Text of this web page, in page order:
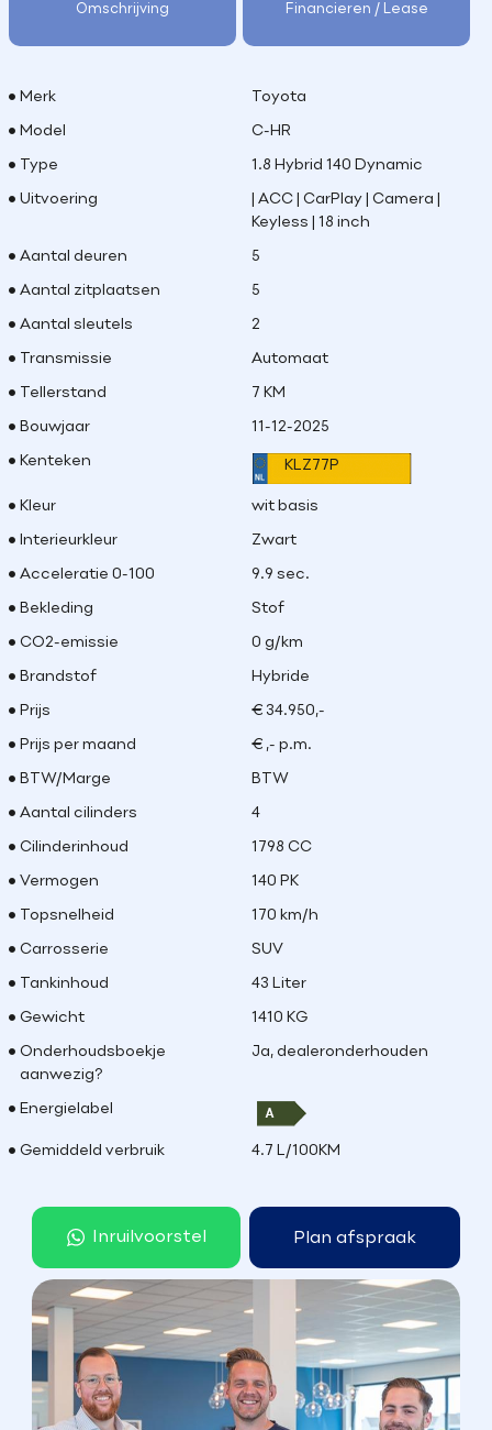
Omschrijving Financieren / Lease
Merk Toyota
Model C-HR
Type 1.8 Hybrid 140 Dynamic
Uitvoering
| ACC | CarPlay | Camera |
Keyless | 18 inch
Aantal deuren 5
Aantal zitplaatsen 5
Aantal sleutels 2
Transmissie Automaat
Tellerstand 7 KM
Bouwjaar 11-12-2025
Kenteken KLZ77P
Kleur wit basis
Interieurkleur Zwart
Acceleratie 0-100 9.9 sec.
Bekleding Stof
CO2-emissie 0 g/km
Brandstof Hybride
Prijs € 34.950,-
Prijs per maand € ,- p.m.
BTW/Marge BTW
Aantal cilinders 4
Cilinderinhoud 1798 CC
Vermogen 140 PK
Topsnelheid 170 km/h
Carrosserie SUV
Tankinhoud 43 Liter
Gewicht 1410 KG
Onderhoudsboekje
aanwezig?
Ja, dealeronderhouden
Energielabel
Gemiddeld verbruik 4.7 L/100KM
Inruilvoorstel Plan afspraak